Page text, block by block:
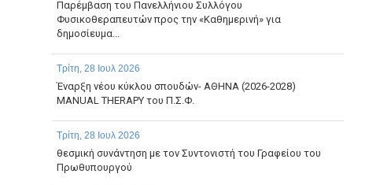
Παρέμβαση του Πανελλήνιου Συλλόγου
Φυσικοθεραπευτών προς την «Καθημερινή» για
δημοσίευμα...
Τρίτη, 28 Ιουλ 2026
Έναρξη νέου κύκλου σπουδών- ΑΘΗΝΑ (2026-2028)
MANUAL THERAPY του Π.Σ.Φ.
Τρίτη, 28 Ιουλ 2026
θεσμική συνάντηση με τον Συντονιστή του Γραφείου του
Πρωθυπουργού